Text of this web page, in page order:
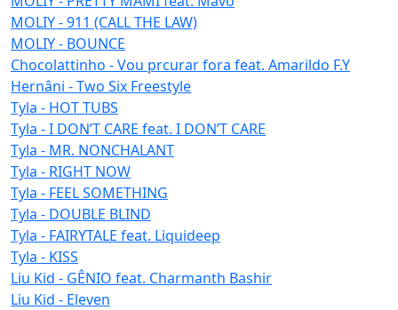
MOLIY - 911 (CALL THE LAW)
MOLIY - BOUNCE
Chocolattinho - Vou prcurar fora feat. Amarildo F.Y
Hernâni - Two Six Freestyle
Tyla - HOT TUBS
Tyla - I DON’T CARE feat. I DON’T CARE
Tyla - MR. NONCHALANT
Tyla - RIGHT NOW
Tyla - FEEL SOMETHING
Tyla - DOUBLE BLIND
Tyla - FAIRYTALE feat. Liquideep
Tyla - KISS
Liu Kid - GÊNIO feat. Charmanth Bashir
Liu Kid - Eleven